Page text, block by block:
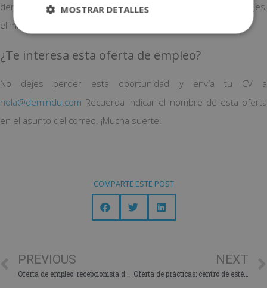
dermapen, hyaluronpen, plasmapen, eliminación de tatuajes,
eliminación de varices.
¿Te interesa esta oferta de empleo?
No dejes perder esta oportunidad y envía tu CV a
hola@demindu.com Recuerda indicar el nombre de esta oferta
en el asunto del correo. ¡Mucha suerte!
COMPARTE ESTE POST
PREVIOUS NEXT
Oferta de prácticas: centro de estética en Alicante
MOSTRAR DETALLES